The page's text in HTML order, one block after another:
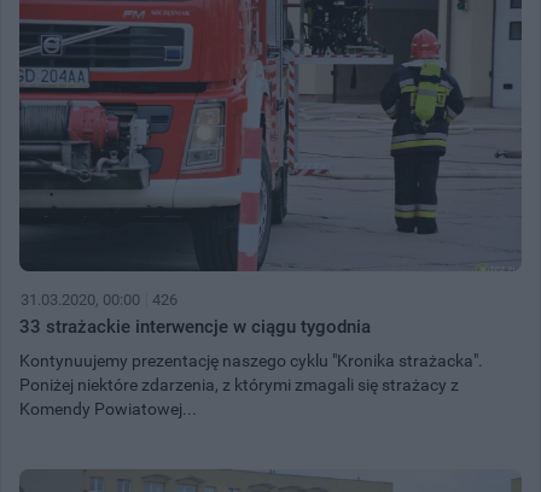
31.03.2020, 00:00 426
33 strażackie interwencje w ciągu tygodnia
Kontynuujemy prezentację naszego cyklu "Kronika strażacka".
Poniżej niektóre zdarzenia, z którymi zmagali się strażacy z
Komendy Powiatowej...